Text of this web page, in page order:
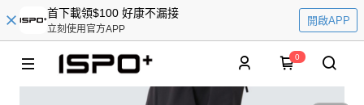
首下載領$100 好康不漏接
立刻使用官方APP
開啟APP
0